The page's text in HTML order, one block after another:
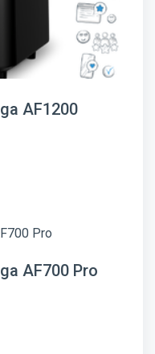
AF1200
AF700 Pro